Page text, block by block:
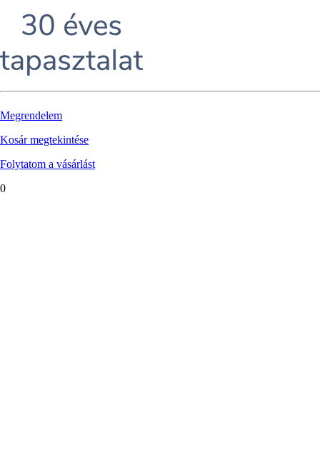
Megrendelem
Kosár megtekintése
Folytatom a vásárlást
0